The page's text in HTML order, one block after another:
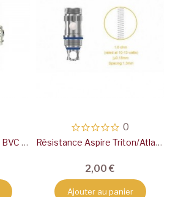
RESISTANCE NAUTILUS BVC (x5) ASPIRE
0
Résistance Aspire Triton/Atlantis
2,00 €
Ajouter au panier